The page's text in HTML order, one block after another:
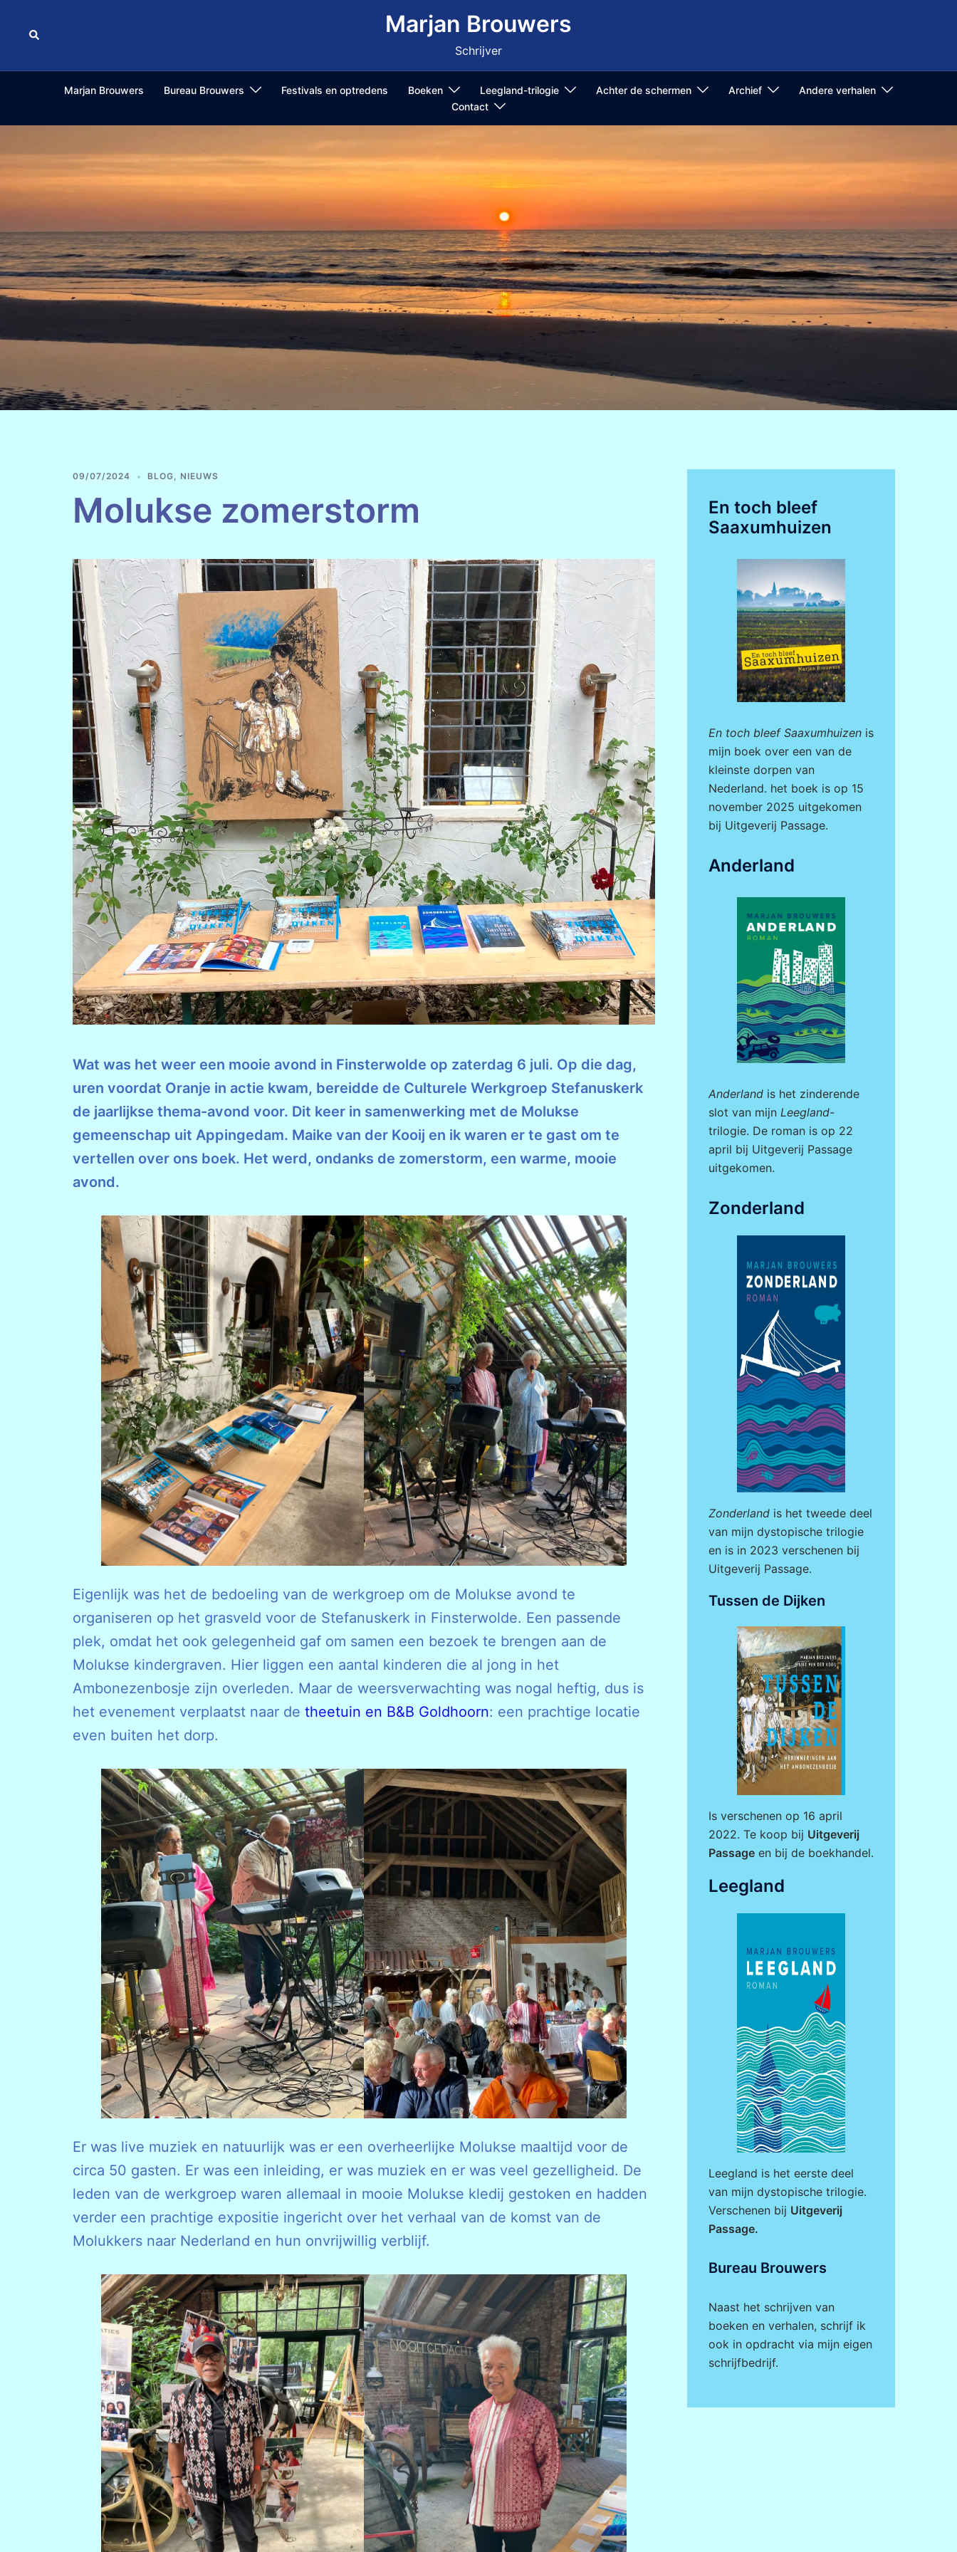
Zoeken Marjan Brouwers
Schrijver
Marjan Brouwers Bureau Brouwers Festivals en optredens Boeken Leegland-trilogie Achter de schermen Archief
Andere verhalen
Contact
09/07/2024 BLOG, NIEUWS
Molukse zomerstorm
Wat was het weer een mooie avond in Finsterwolde op zaterdag 6 juli. Op die dag,
uren voordat Oranje in actie kwam, bereidde de Culturele Werkgroep Stefanuskerk
de jaarlijkse thema-avond voor. Dit keer in samenwerking met de Molukse
gemeenschap uit Appingedam. Maike van der Kooij en ik waren er te gast om te
vertellen over ons boek. Het werd, ondanks de zomerstorm, een warme, mooie
avond.
Eigenlijk was het de bedoeling van de werkgroep om de Molukse avond te
organiseren op het grasveld voor de Stefanuskerk in Finsterwolde. Een passende
plek, omdat het ook gelegenheid gaf om samen een bezoek te brengen aan de
Molukse kindergraven. Hier liggen een aantal kinderen die al jong in het
Ambonezenbosje zijn overleden. Maar de weersverwachting was nogal heftig, dus is
het evenement verplaatst naar de theetuin en B&B Goldhoorn: een prachtige locatie
even buiten het dorp.
Er was live muziek en natuurlijk was er een overheerlijke Molukse maaltijd voor de
circa 50 gasten. Er was een inleiding, er was muziek en er was veel gezelligheid. De
leden van de werkgroep waren allemaal in mooie Molukse kledij gestoken en hadden
verder een prachtige expositie ingericht over het verhaal van de komst van de
Molukkers naar Nederland en hun onvrijwillig verblijf.
En toch bleef
Saaxumhuizen
En toch bleef Saaxumhuizenis
mijn boek over een van de
kleinste dorpen van
Nederland. het boek is op 15
november 2025 uitgekomen
bij Uitgeverij Passage.
Anderland
Anderlandis het zinderende
slot van mijn Leegland-
trilogie. De roman is op 22
april bij Uitgeverij Passage
uitgekomen.
Zonderland
Zonderlandis het tweede deel
van mijn dystopische trilogie
en is in 2023 verschenen bij
Uitgeverij Passage.
Tussen de Dijken
Is verschenen op 16 april
2022. Te koop bij Uitgeverij
Passageen bij de boekhandel.
Leegland
Leegland is het eerste deel
van mijn dystopische trilogie.
Verschenen bij Uitgeverij
Passage.
Bureau Brouwers
Naast het schrijven van
boeken en verhalen, schrijf ik
ook in opdracht via mijn eigen
schrijfbedrijf.